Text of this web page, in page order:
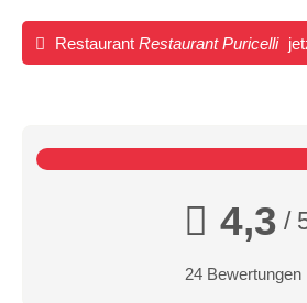
Restaurant Restaurant Puricelli
4,3 /
24 Bewertungen